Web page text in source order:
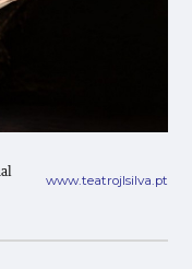
www.teatrojlsilva.pt